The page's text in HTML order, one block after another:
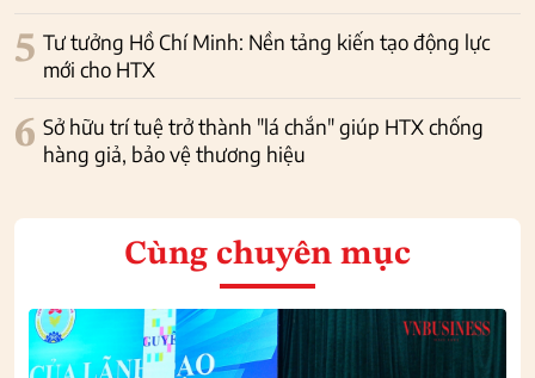
5 Tư tưởng Hồ Chí Minh: Nền tảng kiến tạo động lực
mới cho HTX
6 Sở hữu trí tuệ trở thành "lá chắn" giúp HTX chống
hàng giả, bảo vệ thương hiệu
Cùng chuyên mục